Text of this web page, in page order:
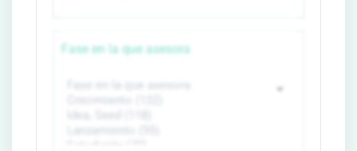
Fase en la que asesora